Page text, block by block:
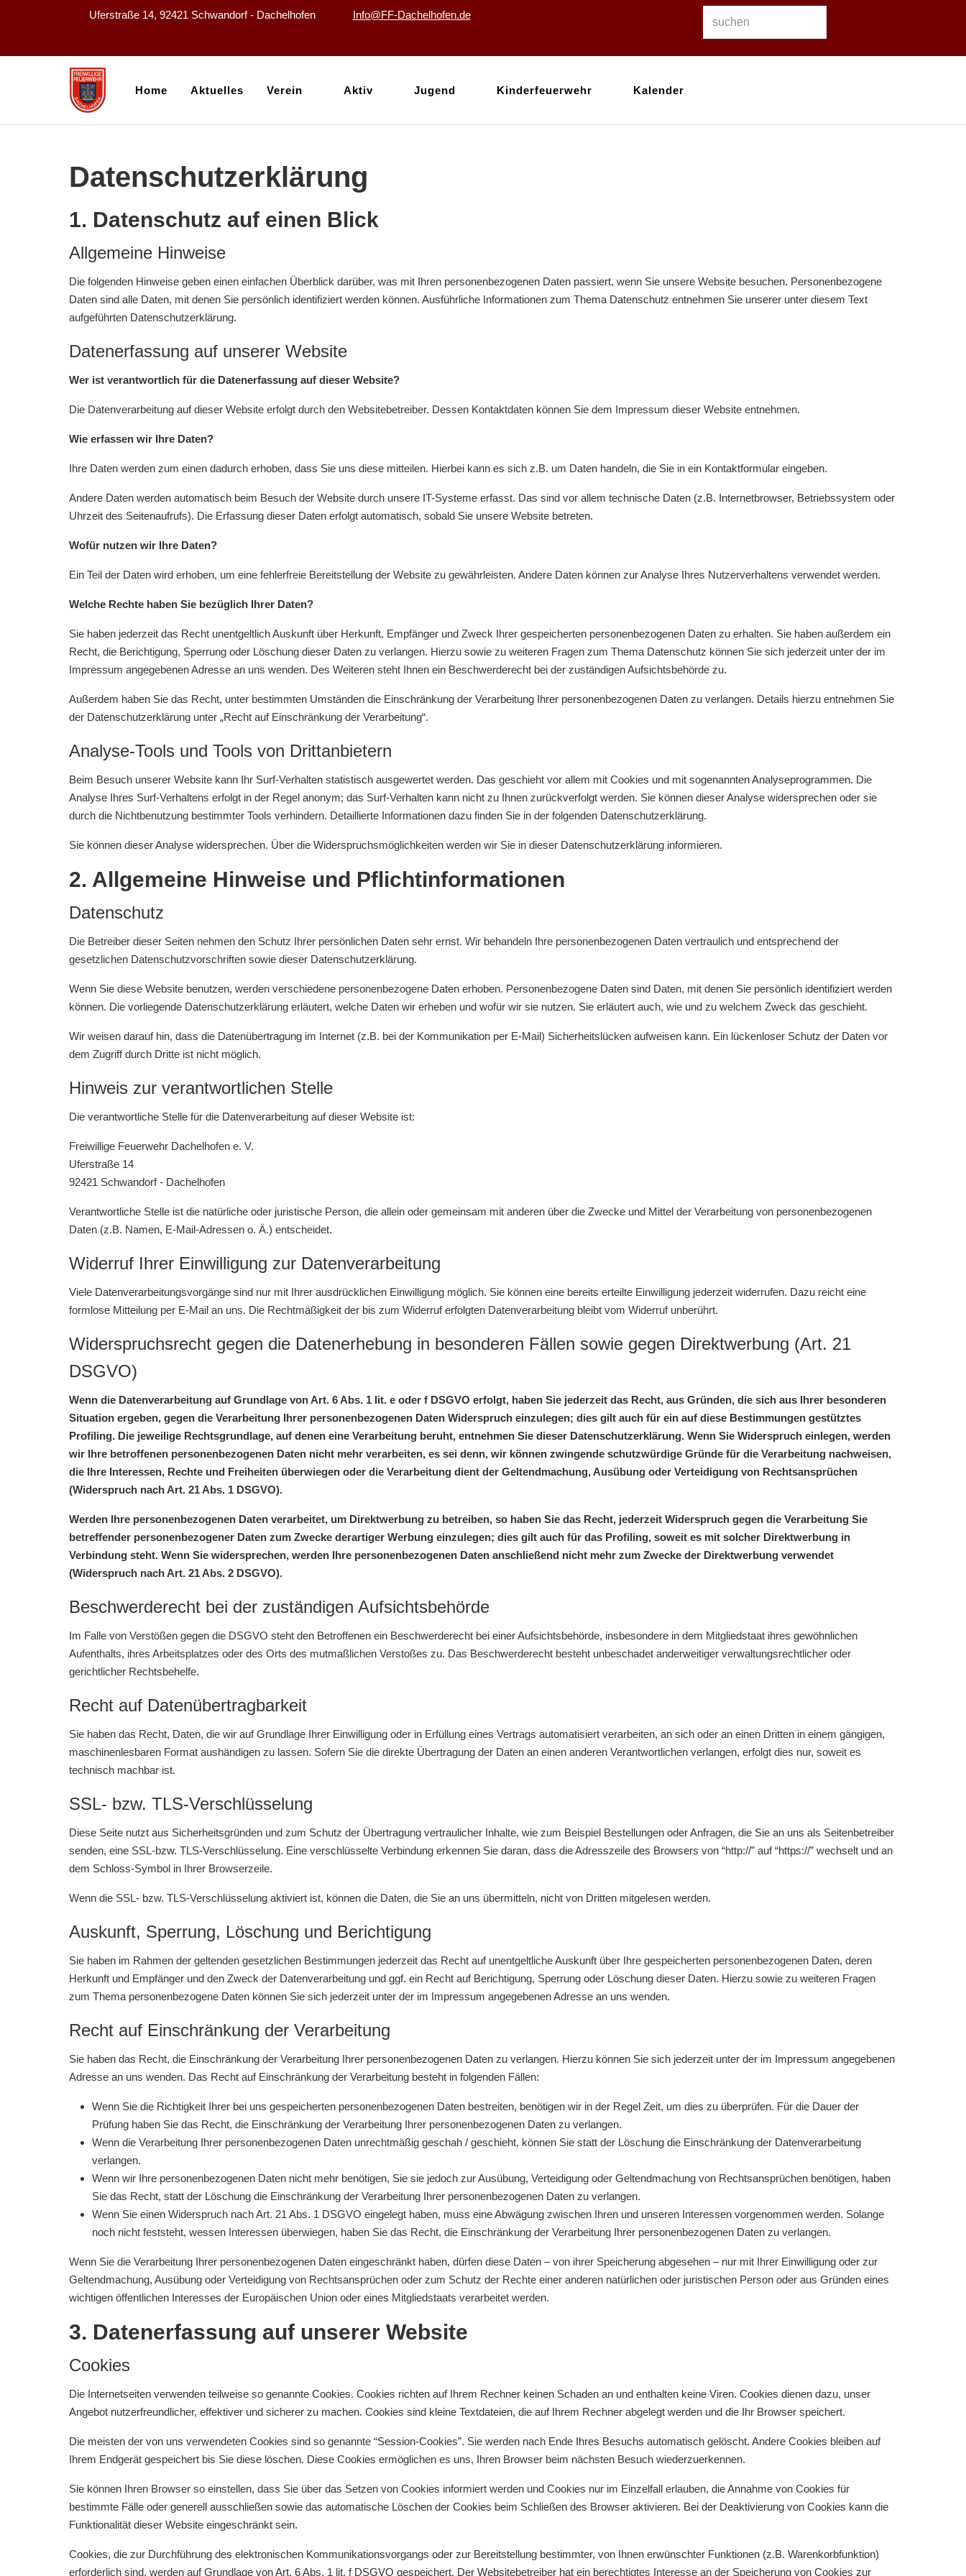
Uferstraße 14, 92421 Schwandorf - Dachelhofen Info@FF-Dachelhofen.de
Home Aktuelles Verein Aktiv Jugend Kinderfeuerwehr Kalender
Datenschutzerklärung
1. Datenschutz auf einen Blick
Allgemeine Hinweise
Die folgenden Hinweise geben einen einfachen Überblick darüber, was mit Ihren personenbezogenen Daten passiert, wenn Sie unsere Website besuchen. Personenbezogene
Daten sind alle Daten, mit denen Sie persönlich identifiziert werden können. Ausführliche Informationen zum Thema Datenschutz entnehmen Sie unserer unter diesem Text
aufgeführten Datenschutzerklärung.
Datenerfassung auf unserer Website
Wer ist verantwortlich für die Datenerfassung auf dieser Website?
Die Datenverarbeitung auf dieser Website erfolgt durch den Websitebetreiber. Dessen Kontaktdaten können Sie dem Impressum dieser Website entnehmen.
Wie erfassen wir Ihre Daten?
Ihre Daten werden zum einen dadurch erhoben, dass Sie uns diese mitteilen. Hierbei kann es sich z.B. um Daten handeln, die Sie in ein Kontaktformular eingeben.
Andere Daten werden automatisch beim Besuch der Website durch unsere IT-Systeme erfasst. Das sind vor allem technische Daten (z.B. Internetbrowser, Betriebssystem oder
Uhrzeit des Seitenaufrufs). Die Erfassung dieser Daten erfolgt automatisch, sobald Sie unsere Website betreten.
Wofür nutzen wir Ihre Daten?
Ein Teil der Daten wird erhoben, um eine fehlerfreie Bereitstellung der Website zu gewährleisten. Andere Daten können zur Analyse Ihres Nutzerverhaltens verwendet werden.
Welche Rechte haben Sie bezüglich Ihrer Daten?
Sie haben jederzeit das Recht unentgeltlich Auskunft über Herkunft, Empfänger und Zweck Ihrer gespeicherten personenbezogenen Daten zu erhalten. Sie haben außerdem ein
Recht, die Berichtigung, Sperrung oder Löschung dieser Daten zu verlangen. Hierzu sowie zu weiteren Fragen zum Thema Datenschutz können Sie sich jederzeit unter der im
Impressum angegebenen Adresse an uns wenden. Des Weiteren steht Ihnen ein Beschwerderecht bei der zuständigen Aufsichtsbehörde zu.
Außerdem haben Sie das Recht, unter bestimmten Umständen die Einschränkung der Verarbeitung Ihrer personenbezogenen Daten zu verlangen. Details hierzu entnehmen Sie
der Datenschutzerklärung unter „Recht auf Einschränkung der Verarbeitung“.
Analyse-Tools und Tools von Drittanbietern
Beim Besuch unserer Website kann Ihr Surf-Verhalten statistisch ausgewertet werden. Das geschieht vor allem mit Cookies und mit sogenannten Analyseprogrammen. Die
Analyse Ihres Surf-Verhaltens erfolgt in der Regel anonym; das Surf-Verhalten kann nicht zu Ihnen zurückverfolgt werden. Sie können dieser Analyse widersprechen oder sie
durch die Nichtbenutzung bestimmter Tools verhindern. Detaillierte Informationen dazu finden Sie in der folgenden Datenschutzerklärung.
Sie können dieser Analyse widersprechen. Über die Widerspruchsmöglichkeiten werden wir Sie in dieser Datenschutzerklärung informieren.
2. Allgemeine Hinweise und Pflichtinformationen
Datenschutz
Die Betreiber dieser Seiten nehmen den Schutz Ihrer persönlichen Daten sehr ernst. Wir behandeln Ihre personenbezogenen Daten vertraulich und entsprechend der
gesetzlichen Datenschutzvorschriften sowie dieser Datenschutzerklärung.
Wenn Sie diese Website benutzen, werden verschiedene personenbezogene Daten erhoben. Personenbezogene Daten sind Daten, mit denen Sie persönlich identifiziert werden
können. Die vorliegende Datenschutzerklärung erläutert, welche Daten wir erheben und wofür wir sie nutzen. Sie erläutert auch, wie und zu welchem Zweck das geschieht.
Wir weisen darauf hin, dass die Datenübertragung im Internet (z.B. bei der Kommunikation per E-Mail) Sicherheitslücken aufweisen kann. Ein lückenloser Schutz der Daten vor
dem Zugriff durch Dritte ist nicht möglich.
Hinweis zur verantwortlichen Stelle
Die verantwortliche Stelle für die Datenverarbeitung auf dieser Website ist:
Freiwillige Feuerwehr Dachelhofen e. V.
Uferstraße 14
92421 Schwandorf - Dachelhofen
Verantwortliche Stelle ist die natürliche oder juristische Person, die allein oder gemeinsam mit anderen über die Zwecke und Mittel der Verarbeitung von personenbezogenen
Daten (z.B. Namen, E-Mail-Adressen o. Ä.) entscheidet.
Widerruf Ihrer Einwilligung zur Datenverarbeitung
Viele Datenverarbeitungsvorgänge sind nur mit Ihrer ausdrücklichen Einwilligung möglich. Sie können eine bereits erteilte Einwilligung jederzeit widerrufen. Dazu reicht eine
formlose Mitteilung per E-Mail an uns. Die Rechtmäßigkeit der bis zum Widerruf erfolgten Datenverarbeitung bleibt vom Widerruf unberührt.
Widerspruchsrecht gegen die Datenerhebung in besonderen Fällen sowie gegen Direktwerbung (Art. 21
DSGVO)
Wenn die Datenverarbeitung auf Grundlage von Art. 6 Abs. 1 lit. e oder f DSGVO erfolgt, haben Sie jederzeit das Recht, aus Gründen, die sich aus Ihrer besonderen
Situation ergeben, gegen die Verarbeitung Ihrer personenbezogenen Daten Widerspruch einzulegen; dies gilt auch für ein auf diese Bestimmungen gestütztes
Profiling. Die jeweilige Rechtsgrundlage, auf denen eine Verarbeitung beruht, entnehmen Sie dieser Datenschutzerklärung. Wenn Sie Widerspruch einlegen, werden
wir Ihre betroffenen personenbezogenen Daten nicht mehr verarbeiten, es sei denn, wir können zwingende schutzwürdige Gründe für die Verarbeitung nachweisen,
die Ihre Interessen, Rechte und Freiheiten überwiegen oder die Verarbeitung dient der Geltendmachung, Ausübung oder Verteidigung von Rechtsansprüchen
(Widerspruch nach Art. 21 Abs. 1 DSGVO).
Werden Ihre personenbezogenen Daten verarbeitet, um Direktwerbung zu betreiben, so haben Sie das Recht, jederzeit Widerspruch gegen die Verarbeitung Sie
betreffender personenbezogener Daten zum Zwecke derartiger Werbung einzulegen; dies gilt auch für das Profiling, soweit es mit solcher Direktwerbung in
Verbindung steht. Wenn Sie widersprechen, werden Ihre personenbezogenen Daten anschließend nicht mehr zum Zwecke der Direktwerbung verwendet
(Widerspruch nach Art. 21 Abs. 2 DSGVO).
Beschwerderecht bei der zuständigen Aufsichtsbehörde
Im Falle von Verstößen gegen die DSGVO steht den Betroffenen ein Beschwerderecht bei einer Aufsichtsbehörde, insbesondere in dem Mitgliedstaat ihres gewöhnlichen
Aufenthalts, ihres Arbeitsplatzes oder des Orts des mutmaßlichen Verstoßes zu. Das Beschwerderecht besteht unbeschadet anderweitiger verwaltungsrechtlicher oder
gerichtlicher Rechtsbehelfe.
Recht auf Datenübertragbarkeit
Sie haben das Recht, Daten, die wir auf Grundlage Ihrer Einwilligung oder in Erfüllung eines Vertrags automatisiert verarbeiten, an sich oder an einen Dritten in einem gängigen,
maschinenlesbaren Format aushändigen zu lassen. Sofern Sie die direkte Übertragung der Daten an einen anderen Verantwortlichen verlangen, erfolgt dies nur, soweit es
technisch machbar ist.
SSL- bzw. TLS-Verschlüsselung
Diese Seite nutzt aus Sicherheitsgründen und zum Schutz der Übertragung vertraulicher Inhalte, wie zum Beispiel Bestellungen oder Anfragen, die Sie an uns als Seitenbetreiber
senden, eine SSL-bzw. TLS-Verschlüsselung. Eine verschlüsselte Verbindung erkennen Sie daran, dass die Adresszeile des Browsers von “http://” auf “https://” wechselt und an
dem Schloss-Symbol in Ihrer Browserzeile.
Wenn die SSL- bzw. TLS-Verschlüsselung aktiviert ist, können die Daten, die Sie an uns übermitteln, nicht von Dritten mitgelesen werden.
Auskunft, Sperrung, Löschung und Berichtigung
Sie haben im Rahmen der geltenden gesetzlichen Bestimmungen jederzeit das Recht auf unentgeltliche Auskunft über Ihre gespeicherten personenbezogenen Daten, deren
Herkunft und Empfänger und den Zweck der Datenverarbeitung und ggf. ein Recht auf Berichtigung, Sperrung oder Löschung dieser Daten. Hierzu sowie zu weiteren Fragen
zum Thema personenbezogene Daten können Sie sich jederzeit unter der im Impressum angegebenen Adresse an uns wenden.
Recht auf Einschränkung der Verarbeitung
Sie haben das Recht, die Einschränkung der Verarbeitung Ihrer personenbezogenen Daten zu verlangen. Hierzu können Sie sich jederzeit unter der im Impressum angegebenen
Adresse an uns wenden. Das Recht auf Einschränkung der Verarbeitung besteht in folgenden Fällen:
Wenn Sie die Richtigkeit Ihrer bei uns gespeicherten personenbezogenen Daten bestreiten, benötigen wir in der Regel Zeit, um dies zu überprüfen. Für die Dauer der
Prüfung haben Sie das Recht, die Einschränkung der Verarbeitung Ihrer personenbezogenen Daten zu verlangen.
Wenn die Verarbeitung Ihrer personenbezogenen Daten unrechtmäßig geschah / geschieht, können Sie statt der Löschung die Einschränkung der Datenverarbeitung
verlangen.
Wenn wir Ihre personenbezogenen Daten nicht mehr benötigen, Sie sie jedoch zur Ausübung, Verteidigung oder Geltendmachung von Rechtsansprüchen benötigen, haben
Sie das Recht, statt der Löschung die Einschränkung der Verarbeitung Ihrer personenbezogenen Daten zu verlangen.
Wenn Sie einen Widerspruch nach Art. 21 Abs. 1 DSGVO eingelegt haben, muss eine Abwägung zwischen Ihren und unseren Interessen vorgenommen werden. Solange
noch nicht feststeht, wessen Interessen überwiegen, haben Sie das Recht, die Einschränkung der Verarbeitung Ihrer personenbezogenen Daten zu verlangen.
Wenn Sie die Verarbeitung Ihrer personenbezogenen Daten eingeschränkt haben, dürfen diese Daten – von ihrer Speicherung abgesehen – nur mit Ihrer Einwilligung oder zur
Geltendmachung, Ausübung oder Verteidigung von Rechtsansprüchen oder zum Schutz der Rechte einer anderen natürlichen oder juristischen Person oder aus Gründen eines
wichtigen öffentlichen Interesses der Europäischen Union oder eines Mitgliedstaats verarbeitet werden.
3. Datenerfassung auf unserer Website
Cookies
Die Internetseiten verwenden teilweise so genannte Cookies. Cookies richten auf Ihrem Rechner keinen Schaden an und enthalten keine Viren. Cookies dienen dazu, unser
Angebot nutzerfreundlicher, effektiver und sicherer zu machen. Cookies sind kleine Textdateien, die auf Ihrem Rechner abgelegt werden und die Ihr Browser speichert.
Die meisten der von uns verwendeten Cookies sind so genannte “Session-Cookies”. Sie werden nach Ende Ihres Besuchs automatisch gelöscht. Andere Cookies bleiben auf
Ihrem Endgerät gespeichert bis Sie diese löschen. Diese Cookies ermöglichen es uns, Ihren Browser beim nächsten Besuch wiederzuerkennen.
Sie können Ihren Browser so einstellen, dass Sie über das Setzen von Cookies informiert werden und Cookies nur im Einzelfall erlauben, die Annahme von Cookies für
bestimmte Fälle oder generell ausschließen sowie das automatische Löschen der Cookies beim Schließen des Browser aktivieren. Bei der Deaktivierung von Cookies kann die
Funktionalität dieser Website eingeschränkt sein.
Cookies, die zur Durchführung des elektronischen Kommunikationsvorgangs oder zur Bereitstellung bestimmter, von Ihnen erwünschter Funktionen (z.B. Warenkorbfunktion)
erforderlich sind, werden auf Grundlage von Art. 6 Abs. 1 lit. f DSGVO gespeichert. Der Websitebetreiber hat ein berechtigtes Interesse an der Speicherung von Cookies zur